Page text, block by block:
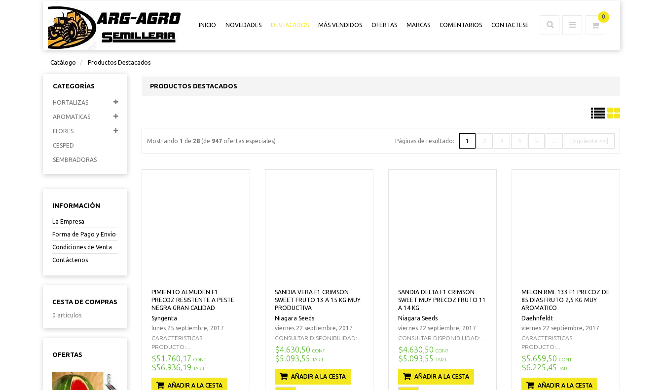
INICIO NOVEDADES DESTACADOS MÁS VENDIDOS OFERTAS MARCAS COMENTARIOS CONTACTESE
0
Catálogo Productos Destacados
CATEGORÍAS
HORTALIZAS
AROMATICAS
FLORES
CESPED
SEMBRADORAS
INFORMACIÓN
La Empresa
Forma de Pago y Envío
Condiciones de Venta
Contáctenos
CESTA DE COMPRAS
0 artículos
OFERTAS
PRODUCTOS DESTACADOS
Mostrando 1 de 28 (de 947 ofertas especiales) 1 2 3 4 5 [Siguiente >>]
Páginas de resultado:
PIMIENTO ALMUDEN F1
PRECOZ RESISTENTE A PESTE
NEGRA GRAN CALIDAD
Syngenta
lunes 25 septiembre, 2017
CARACTERISTICAS
PRODUCTO:...
$51.760,17 CONT
$56.936,19 TARJ
AÑADIR A LA CESTA
SANDIA VERA F1 CRIMSON
SWEET FRUTO 13 A 15 KG MUY
PRODUCTIVA
Niagara Seeds
viernes 22 septiembre, 2017
CONSULTAR DISPONIBILIDAD:...
$4.630,50 CONT
$5.093,55 TARJ
AÑADIR A LA CESTA
SANDIA DELTA F1 CRIMSON
SWEET MUY PRECOZ FRUTO 11
A 14 KG
Niagara Seeds
viernes 22 septiembre, 2017
CONSULTAR DISPONIBILIDAD:...
$4.630,50 CONT
$5.093,55 TARJ
AÑADIR A LA CESTA
MELON RML 133 F1 PRECOZ DE
85 DIAS FRUTO 2,5 KG MUY
AROMATICO
Daehnfeldt
viernes 22 septiembre, 2017
CARACTERISTICAS
PRODUCTO:...
$5.659,50 CONT
$6.225,45 TARJ
AÑADIR A LA CESTA